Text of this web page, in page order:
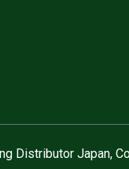
Distributor Japan,